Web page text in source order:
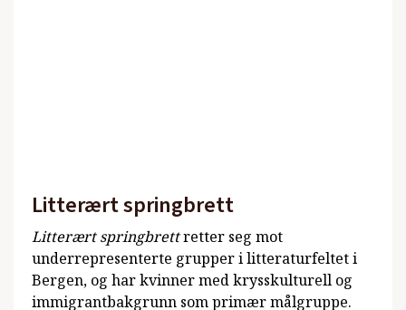
Litterært springbrett
Litterært springbrettretter seg mot
underrepresenterte grupper i litteraturfeltet i
Bergen, og har kvinner med krysskulturell og
immigrantbakgrunn som primær målgruppe.